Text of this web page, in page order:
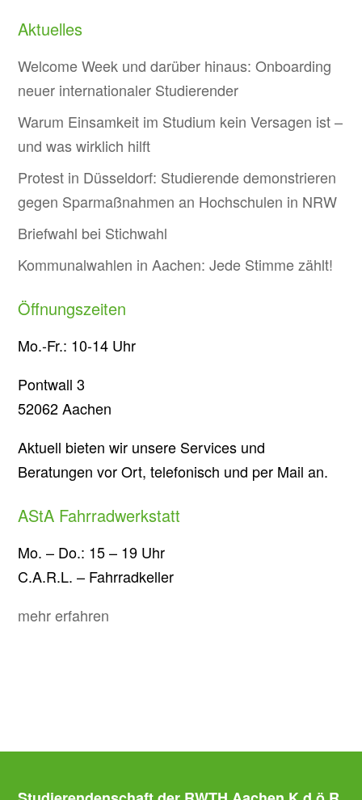
Aktuelles
Welcome Week und darüber hinaus: Onboarding
neuer internationaler Studierender
Warum Einsamkeit im Studium kein Versagen ist –
und was wirklich hilft
Protest in Düsseldorf: Studierende demonstrieren
gegen Sparmaßnahmen an Hochschulen in NRW
Briefwahl bei Stichwahl
Kommunalwahlen in Aachen: Jede Stimme zählt!
Öffnungszeiten
Mo.-Fr.: 10-14 Uhr
Pontwall 3
52062 Aachen
Aktuell bieten wir unsere Services und
Beratungen vor Ort, telefonisch und per Mail an.
AStA Fahrradwerkstatt
Mo. – Do.: 15 – 19 Uhr
C.A.R.L. – Fahrradkeller
mehr erfahren